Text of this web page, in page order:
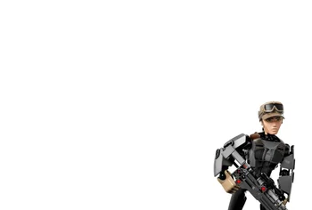
Tato drsná seržantka Povstalců má
aby se mohla postavit Impériu!
Skladem>3
2525